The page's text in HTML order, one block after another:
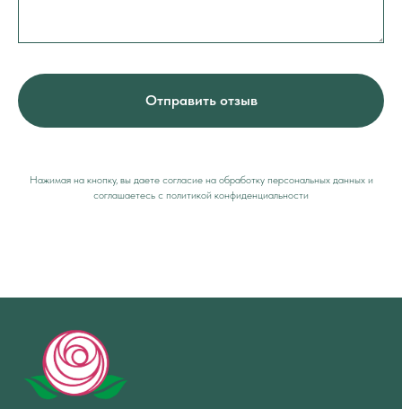
Отправить отзыв
Нажимая на кнопку, вы даете согласие на обработку персональных данных и
соглашаетесь c политикой конфиденциальности